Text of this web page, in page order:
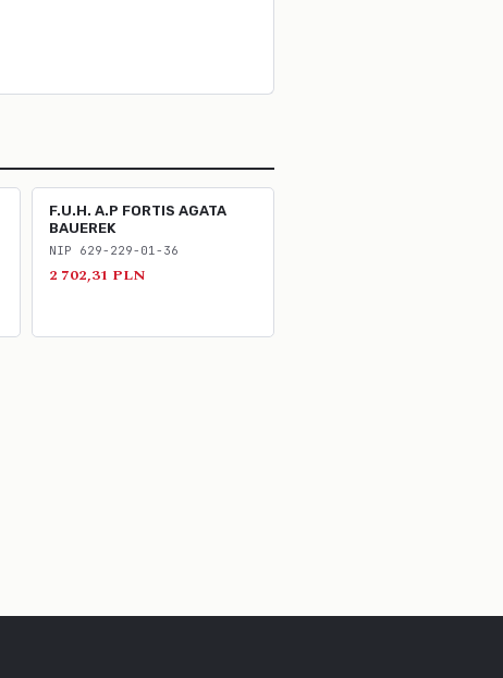
F.U.H. A.P FORTIS AGATA
BAUEREK
NIP 629-229-01-36
2 702,31 PLN